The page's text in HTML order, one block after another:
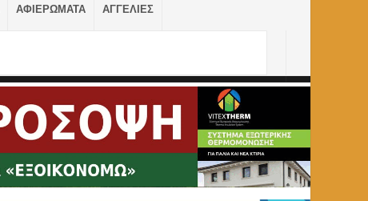
ΑΦΙΕΡΩΜΑΤΑ ΑΓΓΕΛΙΕΣ